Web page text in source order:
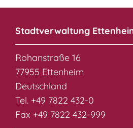
Stadtverwaltung
Rohanstraße 16
77955 Ettenheim
Deutschland
Tel. +49 7822 432-0
Fax +49 7822 432-999